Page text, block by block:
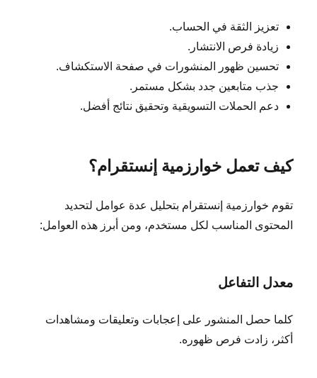
تعزيز الثقة في الحساب.
زيادة فرص الانتشار.
تحسين ظهور المنشورات في صفحة الاستكشاف.
جذب متابعين جدد بشكل مستمر.
دعم الحملات التسويقية وتحقيق نتائج أفضل.
كيف تعمل خوارزمية إنستقرام؟
تقوم خوارزمية إنستقرام بتحليل عدة عوامل لتحديد
المحتوى المناسب لكل مستخدم، ومن أبرز هذه العوامل:
معدل التفاعل
كلما حصل المنشور على إعجابات وتعليقات ومشاهدات
أكثر، زادت فرص ظهوره.